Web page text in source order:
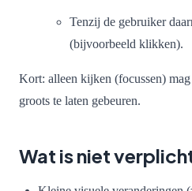
Tenzij de gebruiker
(bijvoorbeeld klikken).
Kort: alleen kijken (focussen)
groots te laten gebeuren.
Wat is niet